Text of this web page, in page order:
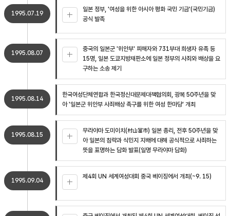
1995.07.19
일본 정부, '여성을 위한 아시아 평화 국민 기금'(국민기금)
공식 발족
1995.08.07
중국의 일본군 '위안부' 피해자와 731부대 희생자 유족 등
15명, 일본 도쿄지방재판소에 일본 정부의 사죄와 배상을 요
구하는 소송 제기
1995.08.14
한국여성단체연합과 한국정신대문제대책협의회, 광복 50주년을 맞
아 '일본군 위안부 사죄배상 촉구를 위한 여성 한마당' 개최
1995.08.15
무라야마 도미이치(村山富市) 일본 총리, 전후 50주년을 맞
아 일본의 침략과 식민지 지배에 대해 공식적으로 사죄하는
뜻을 표명하는 담화 발표(일명 무라야마 담화)
1995.09.04
제4회 UN 세계여성대회 중국 베이징에서 개최(~9. 15)